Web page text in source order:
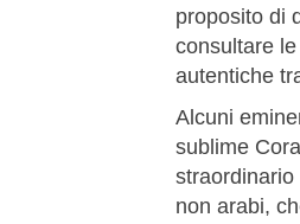
proposito di
consultare
autentiche
Alcuni
sublime
non arabi,